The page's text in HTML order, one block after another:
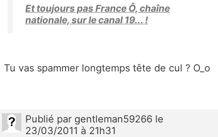
Et toujours pas France Ô, chaîne
nationale, sur le canal 19... !
Tu vas spammer longtemps tête de cul ? O_o
Publié par gentleman59266 le
23/03/2011 à 21h31